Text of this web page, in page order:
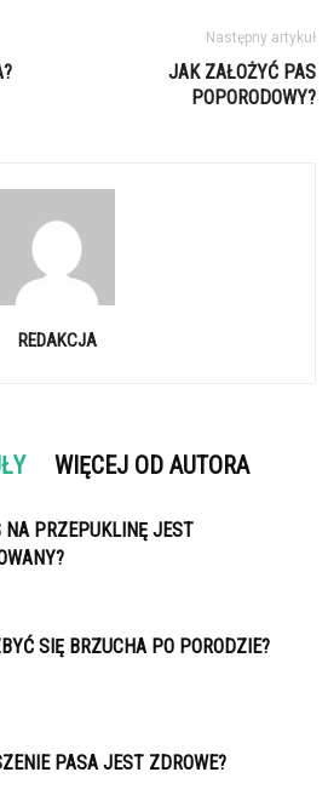
Następny artykuł
JAK ZAŁOŻYĆ PAS
POPORODOWY?
REDAKCJA
WIĘCEJ OD AUTORA
NA PRZEPUKLINĘ JEST
SIĘ BRZUCHA PO PORODZIE?
PASA JEST ZDROWE?